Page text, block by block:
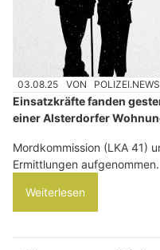
03.08.25 VON
Einsatzkräfte fanden
einer Alsterdorfer
Mordkommission (LKA 41)
Ermittlungen aufgenommen.
Weiterlesen